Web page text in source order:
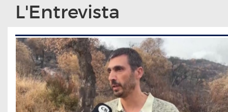
L'Entrevista